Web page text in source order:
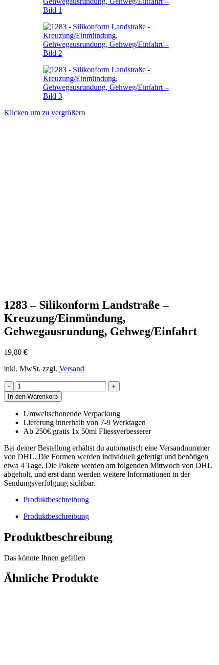
Klicken um zu vergrößern
1283 – Silikonform Landstraße –
Kreuzung/Einmündung,
Gehwegausrundung, Gehweg/Einfahrt
19,80 €
inkl. MwSt. zzgl. Versand
1283
-
Silikonform
Landstraße
-
Kreuzung/Einmündung,
Gehwegausrundung,
Gehweg/Einfahrt
Menge
In den Warenkorb
Umweltschonende Verpackung
Lieferung innerhalb von 7-9 Werktagen
Ab 250€ gratis 1x 50ml Fliessverbesserer
Bei deiner Bestellung erhältst du automatisch eine Versandnummer
von DHL. Die Formen werden individuell gefertigt und benötigen
etwa 4 Tage. Die Pakete werden am folgenden Mittwoch von DHL
abgeholt, und erst dann werden weitere Informationen in der
Sendungsverfolgung sichtbar.
Produktbeschreibung
Produktbeschreibung
Produktbeschreibung
Das könnte Ihnen gefallen
Ähnliche Produkte